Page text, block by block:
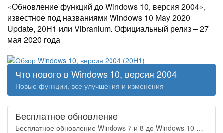
«Обновление функций до Windows 10, версия 2004»,
известное под названиями Windows 10 May 2020
Update, 20H1 или Vibranium. Официальный релиз – 27
мая 2020 года
Что нового в Windows 10, версия 2004
Новые функции, все улучшения и изменения
Бесплатное обновление
Бесплатное обновление Windows 7 и 8 до Windows 10 May 2020 Update